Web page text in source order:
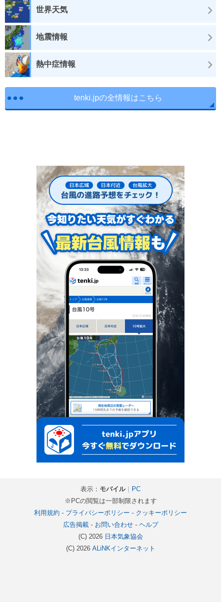
世界天気
地震情報
熱中症情報
tenki.jpの全情報はこちら
表示： モバイル｜
PC
※PCの閲覧は一部制限されます
利用規約 - プライバシーポリシー - クッキーポリシー
広告掲載- お問い合わせ- ヘルプ
(C) 2026 日本気象協会
(C) 2026 ALiNKインターネット